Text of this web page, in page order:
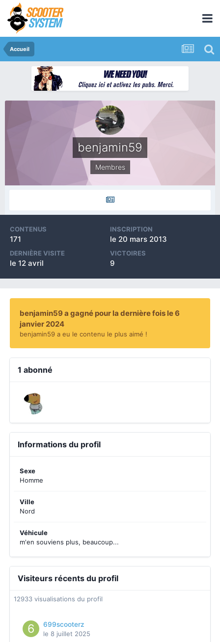
Accueil
benjamin59
Membres
CONTENUS
171
INSCRIPTION
le 20 mars 2013
DERNIÈRE VISITE
le 12 avril
VICTOIRES
9
benjamin59 a gagné pour la dernière fois le 6
janvier 2024
benjamin59 a eu le contenu le plus aimé !
1 abonné
Informations du profil
Sexe
Homme
Ville
Nord
Véhicule
m'en souviens plus, beaucoup...
Visiteurs récents du profil
12933 visualisations du profil
699scooterz
le 8 juillet 2025